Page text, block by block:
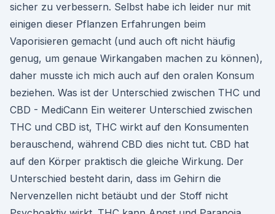
sicher zu verbessern. Selbst habe ich leider nur mit
einigen dieser Pflanzen Erfahrungen beim
Vaporisieren gemacht (und auch oft nicht häufig
genug, um genaue Wirkangaben machen zu können),
daher musste ich mich auch auf den oralen Konsum
beziehen. Was ist der Unterschied zwischen THC und
CBD - MediCann Ein weiterer Unterschied zwischen
THC und CBD ist, THC wirkt auf den Konsumenten
berauschend, während CBD dies nicht tut. CBD hat
auf den Körper praktisch die gleiche Wirkung. Der
Unterschied besteht darin, dass im Gehirn die
Nervenzellen nicht betäubt und der Stoff nicht